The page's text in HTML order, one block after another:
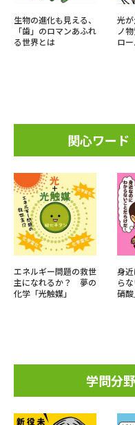
生物の進化も見える、
「歯」のロマンあふれ
る世界とは
光
ノ
ロ
関心ワード
エネルギー問題の救世
主になれるか？ 夢の
化学「光触媒」
身
ら
硝酸
学問分